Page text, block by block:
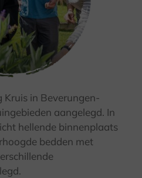
Wald Tourismus / A. Röser
Kruis in Beverungen-
aangelegd. In
hellende binnenplaats
bedden met